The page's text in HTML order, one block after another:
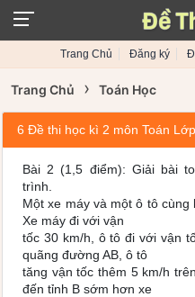
Trang Chủ Đăng ký
Trang Chủ › Toán Học
6 Đề thi học kì 2 môn Toán
Bài 2 (1,5 điểm): Giải bài
trình.
Một xe máy và một ô tô cùng
Xe máy đi với vận
tốc 30 km/h, ô tô đi với vận
quãng đường AB, ô tô
tăng vận tốc thêm 5 km/h
đến tỉnh B sớm hơn xe